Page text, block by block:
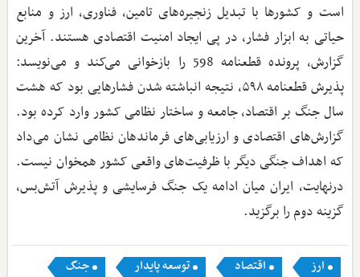
است و کشورها با تبدیل زنجیره‌های تامین، فناوری، ارز و منابع
حیاتی به ابزار فشار، در پی ایجاد امنیت اقتصادی هستند. آخرین
گزارش، پرونده قطعنامه 598 را بازخوانی می‌کند و می‌نویسد:
پذیرش قطعنامه ۵۹۸، نتیجه انباشته شدن فشارهایی بود که هشت
سال جنگ بر اقتصاد، جامعه و ساختار نظامی کشور وارد کرده بود.
گزارش‌های اقتصادی و ارزیابی‌های فرماندهان نظامی نشان می‌داد
که اهداف جنگی دیگر با ظرفیت‌های واقعی کشور همخوان نیست.
درنهایت، ایران میان ادامه یک جنگ فرسایشی و پذیرش آتش‌بس،
گزینه دوم را برگزید.
ارز اقتصاد توسعه پایدار
جنگ